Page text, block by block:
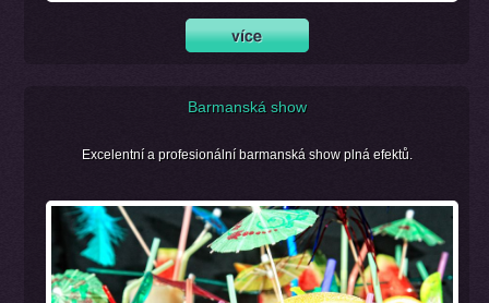
Barmanská show
Excelentní a profesionální barmanská show plná efektů.